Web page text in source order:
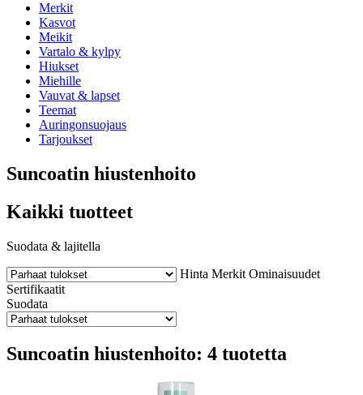
Merkit
Kasvot
Meikit
Vartalo & kylpy
Hiukset
Miehille
Vauvat & lapset
Teemat
Auringonsuojaus
Tarjoukset
Suncoatin hiustenhoito
Kaikki tuotteet
Suodata & lajitella
Hinta Merkit Ominaisuudet
Sertifikaatit
Suodata
Suncoatin hiustenhoito: 4 tuotetta